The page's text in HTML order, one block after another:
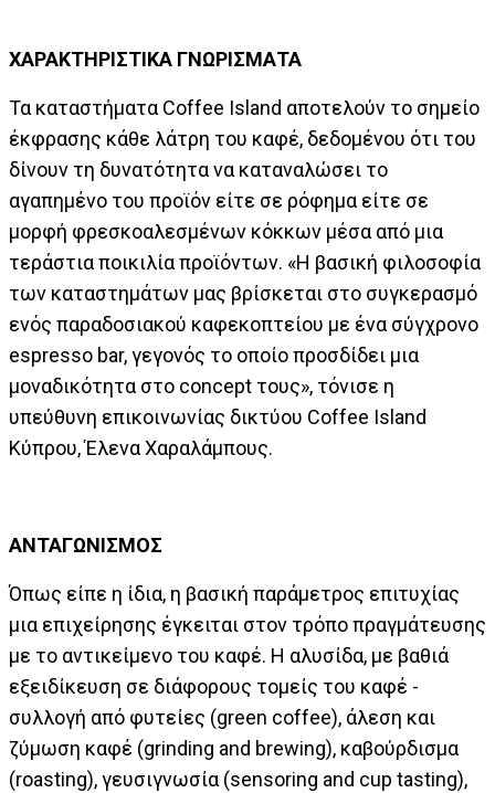
ΧΑΡΑΚΤΗΡΙΣΤΙΚΑ ΓΝΩΡΙΣΜΑΤΑ
Τα καταστήματα Coffee Island αποτελούν το σημείο
έκφρασης κάθε λάτρη του καφέ, δεδομένου ότι του
δίνουν τη δυνατότητα να καταναλώσει το
αγαπημένο του προϊόν είτε σε ρόφημα είτε σε
μορφή φρεσκοαλεσμένων κόκκων μέσα από μια
τεράστια ποικιλία προϊόντων. «Η βασική φιλοσοφία
των καταστημάτων μας βρίσκεται στο συγκερασμό
ενός παραδοσιακού καφεκοπτείου με ένα σύγχρονο
espresso bar, γεγονός το οποίο προσδίδει μια
μοναδικότητα στο concept τους», τόνισε η
υπεύθυνη επικοινωνίας δικτύου Coffee Island
Κύπρου, Έλενα Χαραλάμπους.
ΑΝΤΑΓΩΝΙΣΜΟΣ
Όπως είπε η ίδια, η βασική παράμετρος επιτυχίας
μια επιχείρησης έγκειται στον τρόπο πραγμάτευσης
με το αντικείμενο του καφέ. Η αλυσίδα, με βαθιά
εξειδίκευση σε διάφορους τομείς του καφέ -
συλλογή από φυτείες (green coffee), άλεση και
ζύμωση καφέ (grinding and brewing), καβούρδισμα
(roasting), γευσιγνωσία (sensoring and cup tasting),